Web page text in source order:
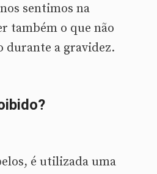
sentimos na
também o que não
durante a gravidez.
é utilizada uma